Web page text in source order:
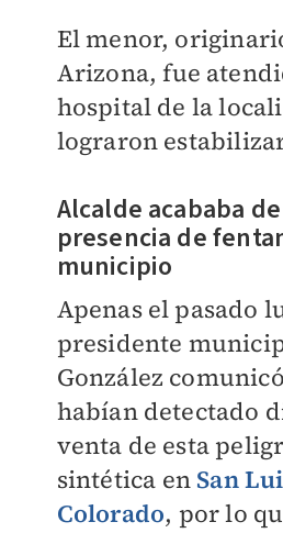
El menor,
Arizona, fue
hospital de la
lograron
Alcalde acababa
presencia de
municipio
Apenas el pasado
presidente
González
habían detectado
venta de esta
sintética en San
Colorado, por lo